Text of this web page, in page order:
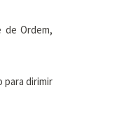
de Ordem,
para dirimir